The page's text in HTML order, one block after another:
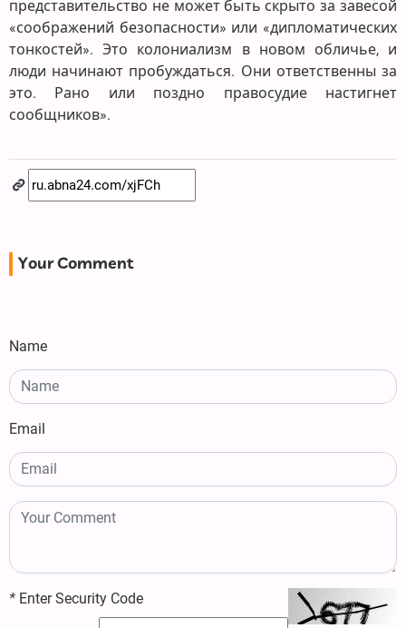
представительство не может быть скрыто за завесой
«соображений безопасности» или «дипломатических
тонкостей». Это колониализм в новом обличье, и
люди начинают пробуждаться. Они ответственны за
это. Рано или поздно правосудие настигнет
сообщников».
Your Comment
Name
Email
* Enter Security Code